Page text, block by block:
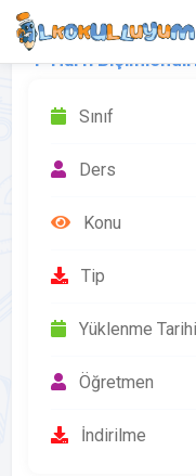
"I" Harfi
Sınıf
Ders
Konu
Tip
Yüklenme Tarihi
Öğretmen
İndirilme